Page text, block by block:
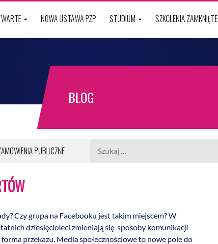
NOWA USTAWA PZP STUDIUM SZKOLENIA ZAMKNIĘTE
BLOG
PUBLICZNE
Czy grupa na Facebooku jest takim miejscem? W
dziesięcioleci zmieniają się sposoby komunikacji
przekazu. Media społecznościowe to nowe pole do